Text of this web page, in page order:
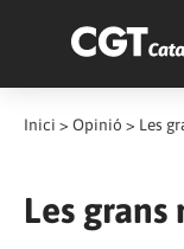
Inici > Opinió > Les
Les